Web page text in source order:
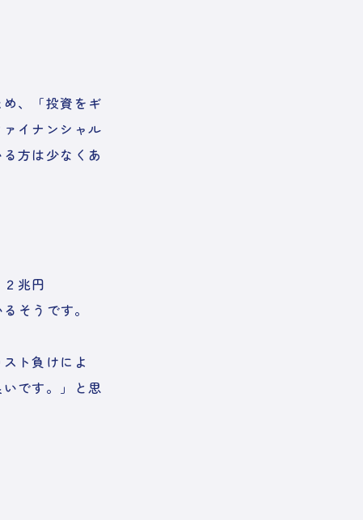
、「投資をギ
イナンシャル
方は少なくあ
兆円
そうです。
ト負けによ
です。」と思